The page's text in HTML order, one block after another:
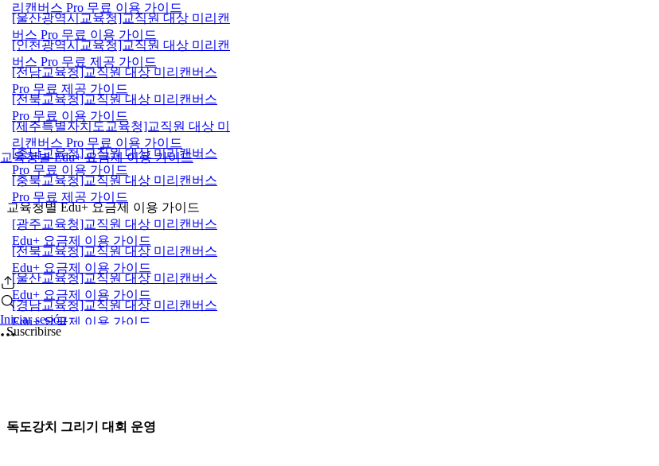
교육청별 Edu+ 요금제 이용 가이드
Iniciar sesión
리캔버스 Pro 무료 이용 가이드
[울산광역시교육청]교직원 대상 미리캔
버스 Pro 무료 이용 가이드
[인천광역시교육청]교직원 대상 미리캔
버스 Pro 무료 제공 가이드
[전남교육청]교직원 대상 미리캔버스
Pro 무료 제공 가이드
[전북교육청]교직원 대상 미리캔버스
Pro 무료 이용 가이드
[제주특별자치도교육청]교직원 대상 미
리캔버스 Pro 무료 이용 가이드
[충남교육청]교직원 대상 미리캔버스
Pro 무료 이용 가이드
[충북교육청]교직원 대상 미리캔버스
Pro 무료 제공 가이드
교육청별 Edu+ 요금제 이용 가이드
[광주교육청]교직원 대상 미리캔버스
Edu+ 요금제 이용 가이드
[전북교육청]교직원 대상 미리캔버스
Edu+ 요금제 이용 가이드
[울산교육청]교직원 대상 미리캔버스
Edu+ 요금제 이용 가이드
[경남교육청]교직원 대상 미리캔버스
Edu+ 요금제 이용 가이드
Suscribirse
독도강치 그리기 대회 운영